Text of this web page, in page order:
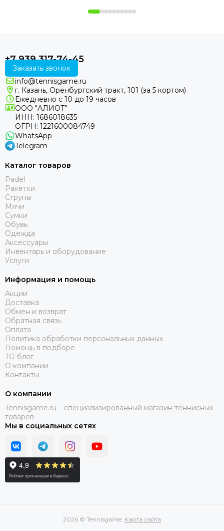
+7 939 317-74-45
Заказать звонок
info@tennisgame.ru
г. Казань, Оренбургский тракт, 101 (за 5 кортом)
Ежедневно с 10 до 19 часов
ООО "АЛИОТ"
ИНН: 1686018635
ОГРН: 1221600084749
WhatsApp
Telegram
Каталог товаров
Padel
Ракетки
Струны
Мячи
Сумки
Обувь
Одежда
Аксессуары
Инвентарь и оборудование
Услуги
Информация и помощь
Акции
Доставка
Обмен и возврат
Обратная связь
Оплата
Политика обработки персональных данных
Помощь в подборе
TG-блог
О компании
Контакты
О компании
Tennisgame.ru – специализированный магазин теннисных
товаров
Мы в социальных сетях
2026 © Tennisgame. Карта сайта